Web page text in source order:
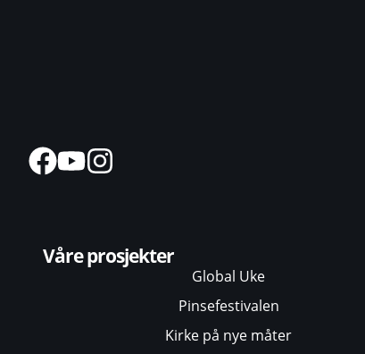
Våre prosjekter
Global Uke
Pinsefestivalen
Kirke på nye måter